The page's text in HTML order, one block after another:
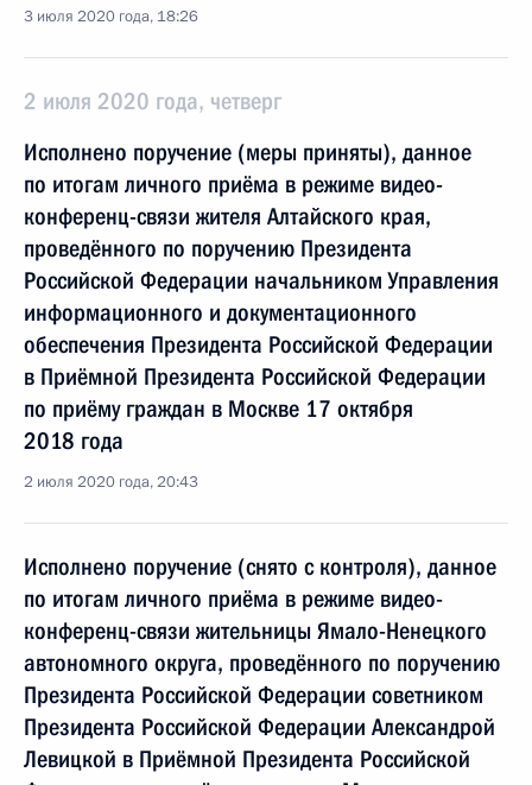
3 июля 2020 года, 18:26
2 июля 2020 года, четверг
Исполнено поручение (меры приняты), данное
по итогам личного приёма в режиме видео-
конференц-связи жителя Алтайского края,
проведённого по поручению Президента
Российской Федерации начальником Управления
информационного и документационного
обеспечения Президента Российской Федерации
в Приёмной Президента Российской Федерации
по приёму граждан в Москве 17 октября
2018 года
2 июля 2020 года, 20:43
Исполнено поручение (снято с контроля), данное
по итогам личного приёма в режиме видео-
конференц-связи жительницы Ямало-Ненецкого
автономного округа, проведённого по поручению
Президента Российской Федерации советником
Президента Российской Федерации Александрой
Левицкой в Приёмной Президента Российской